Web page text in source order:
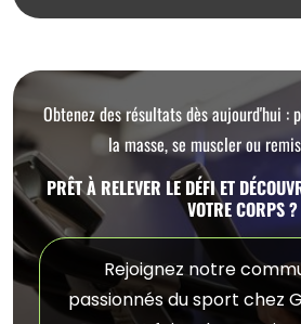
PRÊT À RELEVER LE DÉFI ET
VOTRE CORPS ?
Obtenez des résultats dès aujourd'hui :
la masse, se muscler ou
Rejoignez notre
passionnés du sport chez